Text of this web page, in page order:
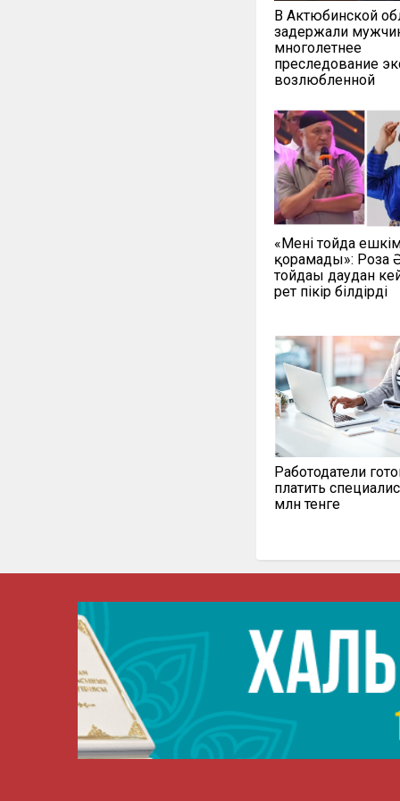
В Актюбинской
задержали
многолетнее
преследование
возлюбленной
«Мені тойда
қорғамады»: Роза
тойдағы даудан
рет пікір білдірді
Работодатели
платить
млн тенге